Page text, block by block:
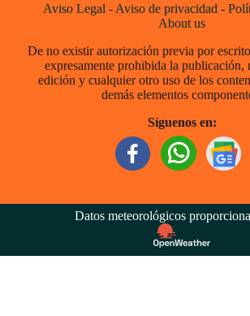
Aviso Legal - Aviso de privacidad -
About us
De no existir autorización previa por
expresamente prohibida la publicación,
edición y cualquier otro uso de los
demás elementos
Síguenos en:
Datos meteorológicos